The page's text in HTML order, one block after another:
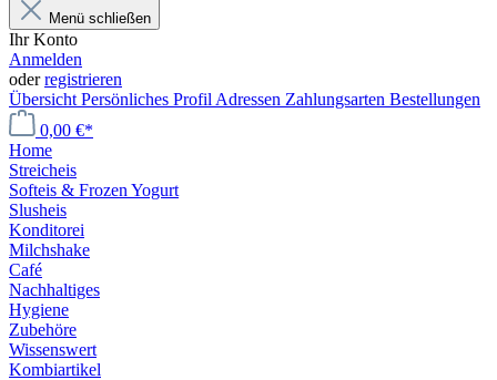
Menü schließen
Ihr Konto
Anmelden
oderregistrieren
Übersicht Persönliches Profil Adressen Zahlungsarten Bestellungen
0,00 €*
Home
Streicheis
Softeis & Frozen Yogurt
Slusheis
Konditorei
Milchshake
Café
Nachhaltiges
Hygiene
Zubehöre
Wissenswert
Kombiartikel